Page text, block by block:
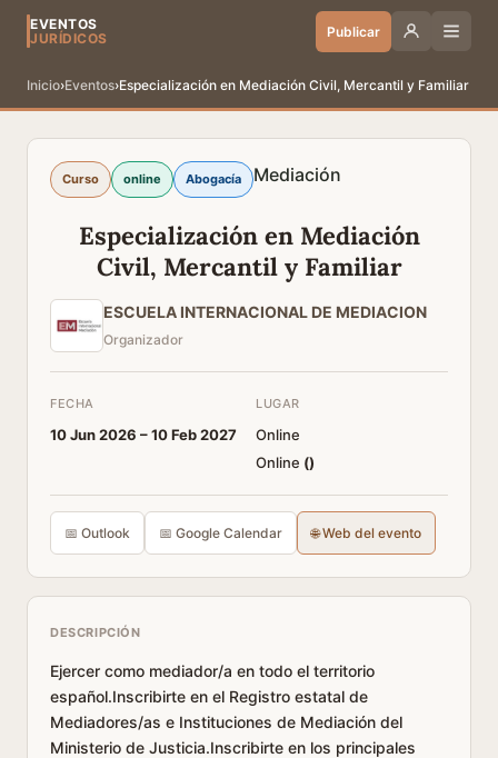
EVENTOS
JURÍDICOS
Publicar
Inicio›Eventos›Especialización en Mediación Civil, Mercantil y Familiar
Curso online Abogacía Mediación
Especialización en Mediación
Civil, Mercantil y Familiar
ESCUELA INTERNACIONAL DE MEDIACION
Organizador
FECHA
10 Jun 2026 –10 Feb 2027
LUGAR
Online
Online ()
📅 Outlook 📅 Google Calendar 🌐 Web del evento
DESCRIPCIÓN
Ejercer como mediador/a en todo el territorio
español.Inscribirte en el Registro estatal de
Mediadores/as e Instituciones de Mediación del
Ministerio de Justicia.Inscribirte en los principales